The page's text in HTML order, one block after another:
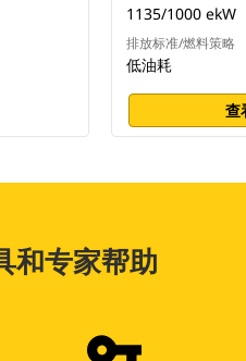
1135/1000 ekW
排放标准/燃料策略
低油耗
查
和专家帮助